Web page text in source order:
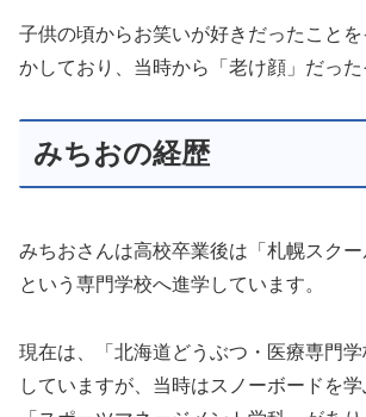
子供の頃からお笑いが好きだったこと
かしており、当時から「老け顔」だった
みちおの経歴
みちおさんは高校卒業後は「札幌スクー
という専門学校へ進学しています。
現在は、「北海道どうぶつ・医療専門
していますが、当時はスノーボードを